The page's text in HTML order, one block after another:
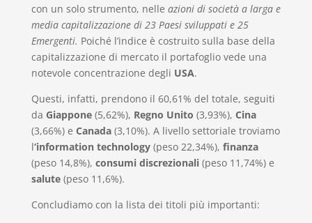
con un solo strumento, nelle azioni di società a larga e
media capitalizzazione di 23 Paesi sviluppati e 25
Emergenti. Poiché l’indice è costruito sulla base della
capitalizzazione di mercato il portafoglio vede una
notevole concentrazione degli USA.
Questi, infatti, prendono il 60,61% del totale, seguiti
da Giappone(5,62%), Regno Unito (3,93%), Cina
(3,66%) e Canada(3,10%). A livello settoriale troviamo
l‘information technology(peso 22,34%), finanza
(peso 14,8%), consumi discrezionali(peso 11,74%) e
salute(peso 11,6%).
Concludiamo con la lista dei titoli più importanti: